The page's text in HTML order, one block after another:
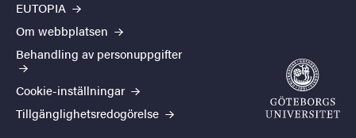
EUTOPIA
Om webbplatsen
Behandling av personuppgifter
Cookie-inställningar
Tillgänglighetsredogörelse